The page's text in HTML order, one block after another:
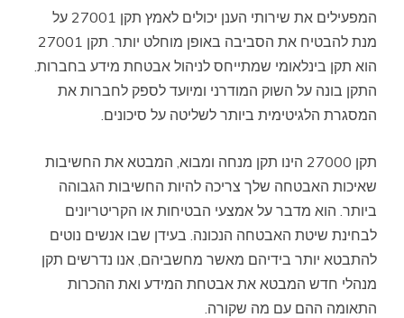
המפעילים את שירותי הענן יכולים לאמץ תקן 27001 על
מנת להבטיח את הסביבה באופן מוחלט יותר. תקן 27001
הוא תקן בינלאומי שמתייחס לניהול אבטחת מידע בחברות.
התקן בונה על השוק המודרני ומיועד לספק לחברות את
המסגרת הלגיטימית ביותר לשליטה על סיכונים.
תקן 27000 הינו תקן מנחה ומבוא, המבטא את החשיבות
שאיכות האבטחה שלך צריכה להיות החשיבות הגבוהה
ביותר. הוא מדבר על אמצעי הבטיחות או הקריטריונים
לבחינת שיטת האבטחה הנכונה. בעידן שבו אנשים נוטים
להתבטא יותר בידיהם מאשר מחשביהם, אנו נדרשים תקן
מנהלי חדש המבטא את אבטחת המידע ואת ההכרות
התאומה ההם עם מה שקורה.